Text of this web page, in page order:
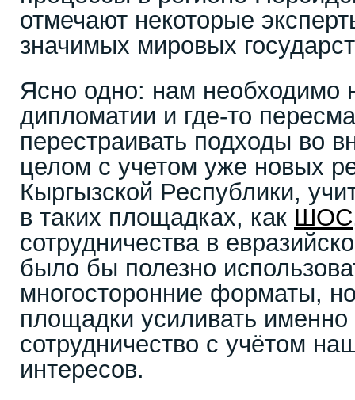
отмечают некоторые
значимых мировых
Ясно одно: нам необходимо
дипломатии и где-то
перестраивать подходы во
целом с учетом уже новых
Кыргызской Республики,
в таких площадках, как ШОС
сотрудничества в
было бы полезно
многосторонние форматы,
площадки усиливать именно
сотрудничество с учётом
интересов.